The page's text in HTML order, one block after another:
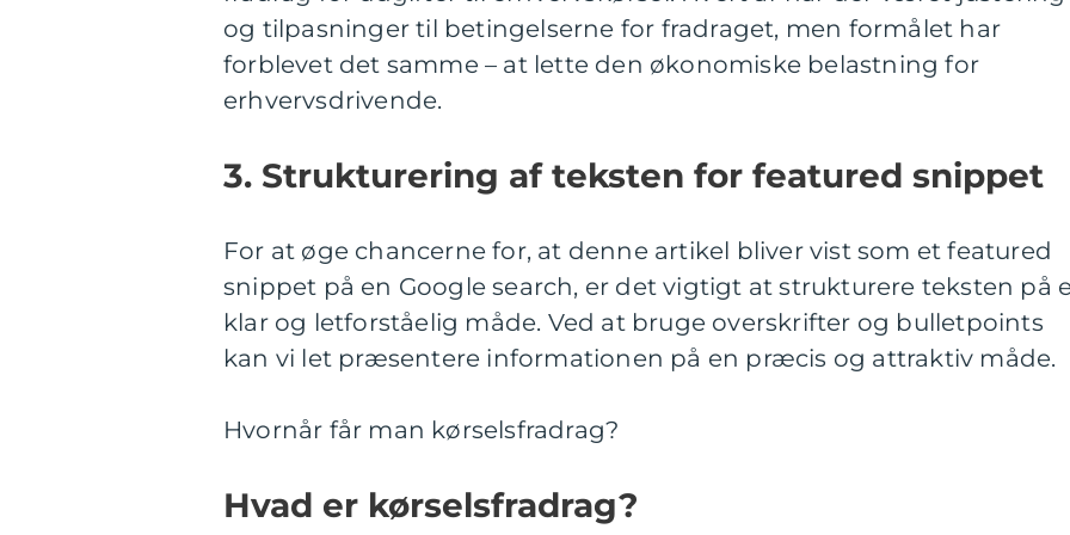
og tilpasninger til betingelserne for fradraget, men formålet har
forblevet det samme – at lette den økonomiske belastning for
erhvervsdrivende.
3. Strukturering af teksten for featured snippet
For at øge chancerne for, at denne artikel bliver vist som et featured
snippet på en Google search, er det vigtigt at strukturere teksten på
klar og letforståelig måde. Ved at bruge overskrifter og bulletpoints
kan vi let præsentere informationen på en præcis og attraktiv måde.
Hvornår får man kørselsfradrag?
Hvad er kørselsfradrag?